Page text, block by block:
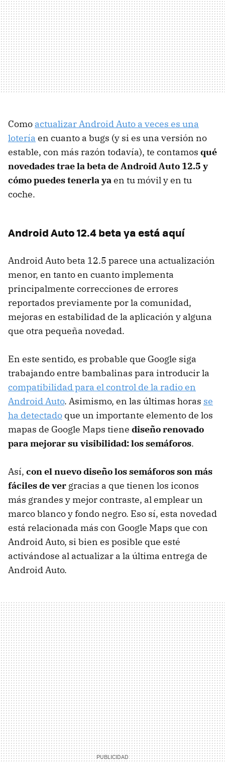
Como actualizar Android Auto a veces es una
lotería en cuanto a bugs (y si es una versión no
estable, con más razón todavía), te contamos qué
novedades trae la beta de Android Auto 12.5 y
cómo puedes tenerla yaen tu móvil y en tu
coche.
Android Auto 12.4 beta ya está aquí
Android Auto beta 12.5 parece una actualización
menor, en tanto en cuanto implementa
principalmente correcciones de errores
reportados previamente por la comunidad,
mejoras en estabilidad de la aplicación y alguna
que otra pequeña novedad.
En este sentido, es probable que Google siga
trabajando entre bambalinas para introducir la
compatibilidad para el control de la radio en
Android Auto. Asimismo, en las últimas horas se
ha detectado que un importante elemento de los
mapas de Google Maps tiene diseño renovado
para mejorar su visibilidad: los semáforos.
Así, con el nuevo diseño los semáforos son más
fáciles de ver gracias a que tienen los iconos
más grandes y mejor contraste, al emplear un
marco blanco y fondo negro. Eso sí, esta novedad
está relacionada más con Google Maps que con
Android Auto, si bien es posible que esté
activándose al actualizar a la última entrega de
Android Auto.